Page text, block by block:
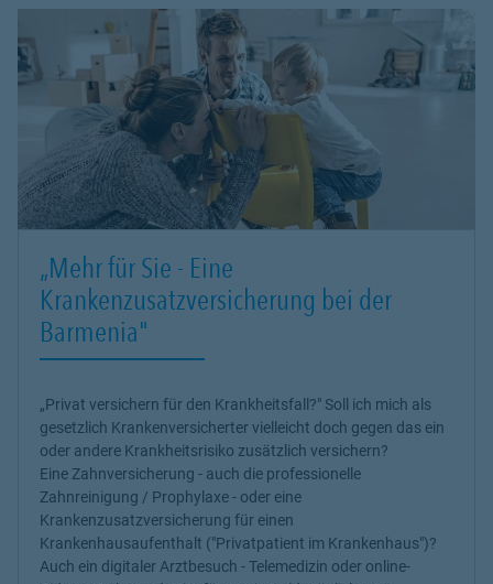
„Mehr für Sie - Eine
Krankenzusatzversicherung bei der
Barmenia"
„Privat versichern für den Krankheitsfall?" Soll ich mich als
gesetzlich Krankenversicherter vielleicht doch gegen das ein
oder andere Krankheitsrisiko zusätzlich versichern?
Eine Zahnversicherung - auch die professionelle
Zahnreinigung / Prophylaxe - oder eine
Krankenzusatzversicherung für einen
Krankenhausaufenthalt ("Privatpatient im Krankenhaus")?
Auch ein digitaler Arztbesuch - Telemedizin oder online-